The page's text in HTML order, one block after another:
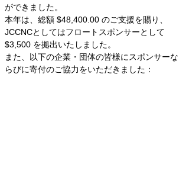
ができました。
本年は、総額 $48,400.00 のご支援を賜り、
JCCNCとしてはフロートスポンサーとして
$3,500 を拠出いたしました。
また、以下の企業・団体の皆様にスポンサーな
らびに寄付のご協力をいただきました：